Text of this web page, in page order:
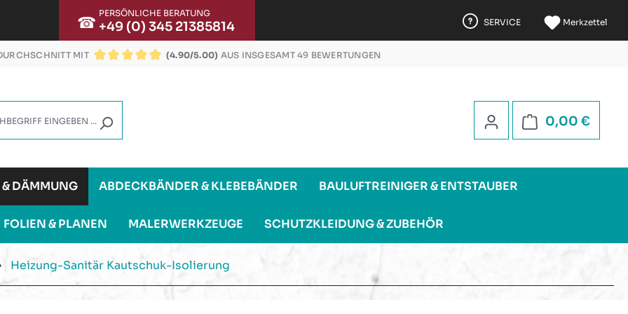
☎ PERSÖNLICHE BERATUNG
+49 (0) 345 21385814 SERVICE Merkzettel
MIT
(4.90/5.00) AUS INSGESAMT 49 BEWERTUNGEN
0,00 €
DÄMMUNG ABDECKBÄNDER & KLEBEBÄNDER BAULUFTREINIGER & ENTSTAUBER
FOLIEN & PLANEN MALERWERKZEUGE SCHUTZKLEIDUNG & ZUBEHÖR
Heizung-Sanitär Kautschuk-Isolierung